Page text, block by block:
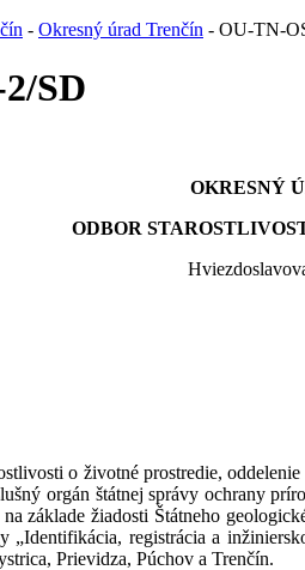
- Okresný úrad Trenčín - OU-TN-
SD
OKRESNÝ
ODBOR
o životné prostredie,
orgán štátnej správy ochrany
základe žiadosti Štátneho
registrácia a
Prievidza, Púchov a Trenčín.